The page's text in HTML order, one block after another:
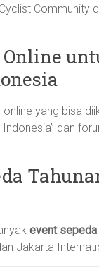
Community
yang bisa
dan
event sepeda
Jakarta